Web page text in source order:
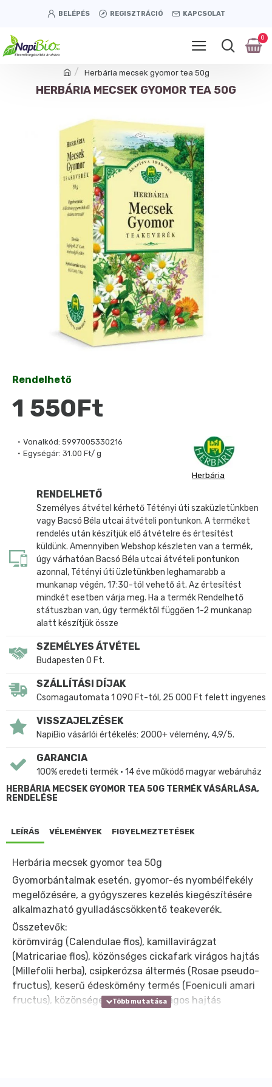
BELÉPÉS REGISZTRÁCIÓ KAPCSOLAT
0
Herbária mecsek gyomor tea 50g
HERBÁRIA MECSEK GYOMOR TEA 50G
Vonalkód: 5997005330216
Egységár: 31.00 Ft/ g
Herbária
Rendelhető
1 550Ft
RENDELHETŐ
Személyes átvétel kérhető Tétényi úti szaküzletünkben
vagy Bacsó Béla utcai átvételi pontunkon. A terméket
rendelés után készítjük elő átvételre és értesítést
küldünk. Amennyiben Webshop készleten van a termék,
úgy várhatóan Bacsó Béla utcai átvételi pontunkon
azonnal, Tétényi úti üzletünkben leghamarabb a
munkanap végén, 17:30-tól vehető át. Az értesítést
mindkét esetben várja meg. Ha a termék Rendelhető
státuszban van, úgy terméktől függően 1-2 munkanap
alatt készítjük össze
SZEMÉLYES ÁTVÉTEL
Budapesten 0 Ft.
SZÁLLÍTÁSI DÍJAK
Csomagautomata 1 090 Ft-tól, 25 000 Ft felett ingyenes
VISSZAJELZÉSEK
NapiBio vásárlói értékelés: 2000+ vélemény, 4,9/5.
GARANCIA
100% eredeti termék • 14 éve működő magyar webáruház
HERBÁRIA MECSEK GYOMOR TEA 50G TERMÉK VÁSÁRLÁSA,
RENDELÉSE
LEÍRÁS VÉLEMÉNYEK FIGYELMEZTETÉSEK
Herbária mecsek gyomor tea 50g
Gyomorbántalmak esetén, gyomor-és nyombélfekély
megelőzésére, a gyógyszeres kezelés kiegészítésére
alkalmazható gyulladáscsökkentő teakeverék.
Összetevők:
körömvirág (Calendulae flos), kamillavirágzat
(Matricariae flos), közönséges cickafark virágos hajtás
(Millefolii herba), csipkerózsa áltermés (Rosae pseudo-
fructus), keserű édeskömény termés (Foeniculi amari
fructus), közönséges orbáncfű virágos hajtás